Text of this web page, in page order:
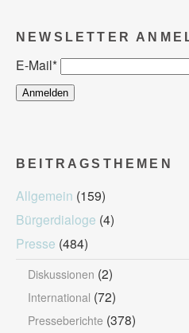
NEWSLETTER
E-Mail*
BEITRAGSTHEMEN
Allgemein (159)
Bürgerdialoge (4)
Presse (484)
Diskussionen (2)
International (72)
Presseberichte (378)